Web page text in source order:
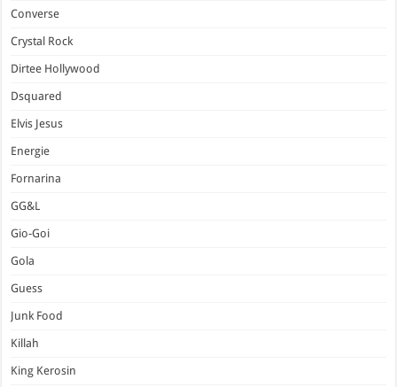
Converse
Crystal Rock
Dirtee Hollywood
Dsquared
Elvis Jesus
Energie
Fornarina
GG&L
Gio-Goi
Gola
Guess
Junk Food
Killah
King Kerosin